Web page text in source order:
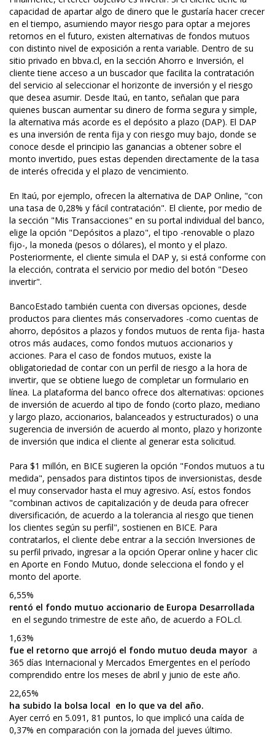
capacidad de apartar algo de dinero que le gustaría hacer crecer
en el tiempo, asumiendo mayor riesgo para optar a mejores
retornos en el futuro, existen alternativas de fondos mutuos
con distinto nivel de exposición a renta variable. Dentro de su
sitio privado en bbva.cl, en la sección Ahorro e Inversión, el
cliente tiene acceso a un buscador que facilita la contratación
del servicio al seleccionar el horizonte de inversión y el riesgo
que desea asumir. Desde Itaú, en tanto, señalan que para
quienes buscan aumentar su dinero de forma segura y simple,
la alternativa más acorde es el depósito a plazo (DAP). El DAP
es una inversión de renta fija y con riesgo muy bajo, donde se
conoce desde el principio las ganancias a obtener sobre el
monto invertido, pues estas dependen directamente de la tasa
de interés ofrecida y el plazo de vencimiento.
En Itaú, por ejemplo, ofrecen la alternativa de DAP Online, "con
una tasa de 0,28% y fácil contratación". El cliente, por medio de
la sección "Mis Transacciones" en su portal individual del banco,
elige la opción "Depósitos a plazo", el tipo -renovable o plazo
fijo-, la moneda (pesos o dólares), el monto y el plazo.
Posteriormente, el cliente simula el DAP y, si está conforme con
la elección, contrata el servicio por medio del botón "Deseo
invertir".
BancoEstado también cuenta con diversas opciones, desde
productos para clientes más conservadores -como cuentas de
ahorro, depósitos a plazos y fondos mutuos de renta fija- hasta
otros más audaces, como fondos mutuos accionarios y
acciones. Para el caso de fondos mutuos, existe la
obligatoriedad de contar con un perfil de riesgo a la hora de
invertir, que se obtiene luego de completar un formulario en
línea. La plataforma del banco ofrece dos alternativas: opciones
de inversión de acuerdo al tipo de fondo (corto plazo, mediano
y largo plazo, accionarios, balanceados y estructurados) o una
sugerencia de inversión de acuerdo al monto, plazo y horizonte
de inversión que indica el cliente al generar esta solicitud.
Para $1 millón, en BICE sugieren la opción "Fondos mutuos a tu
medida", pensados para distintos tipos de inversionistas, desde
el muy conservador hasta el muy agresivo. Así, estos fondos
"combinan activos de capitalización y de deuda para ofrecer
diversificación, de acuerdo a la tolerancia al riesgo que tienen
los clientes según su perfil", sostienen en BICE. Para
contratarlos, el cliente debe entrar a la sección Inversiones de
su perfil privado, ingresar a la opción Operar online y hacer clic
en Aporte en Fondo Mutuo, donde selecciona el fondo y el
monto del aporte.
6,55%
rentó el fondo mutuo accionario de Europa Desarrollada
en el segundo trimestre de este año, de acuerdo a FOL.cl.
1,63%
fue el retorno que arrojó el fondo mutuo deuda mayor a
365 días Internacional y Mercados Emergentes en el período
comprendido entre los meses de abril y junio de este año.
22,65%
ha subido la bolsa local en lo que va del año.
Ayer cerró en 5.091, 81 puntos, lo que implicó una caída de
0,37% en comparación con la jornada del jueves último.